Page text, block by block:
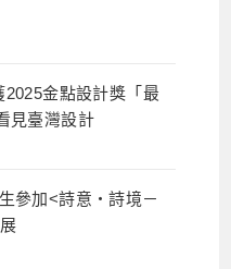
金點設計獎「最
見臺灣設計
參加<詩意・詩境－